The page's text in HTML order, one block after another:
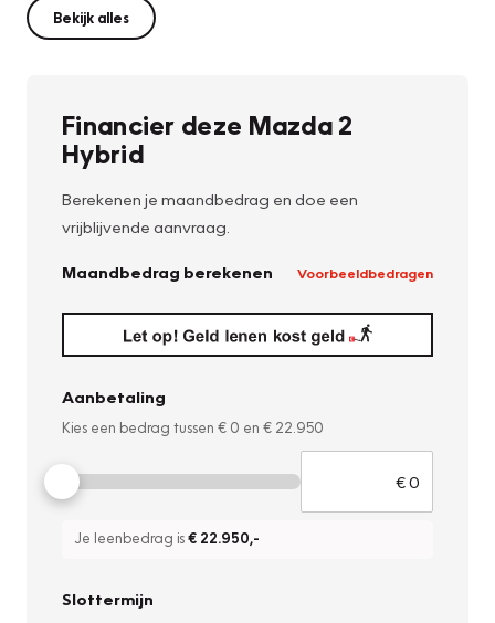
Bekijk alles
Financier deze Mazda 2
Hybrid
Berekenen je maandbedrag en doe een
vrijblijvende aanvraag.
Maandbedrag berekenen Voorbeeldbedragen
Aanbetaling
Kies een bedrag tussen € 0 en € 22.950
Je leenbedrag is€ 22.950,-
Slottermijn